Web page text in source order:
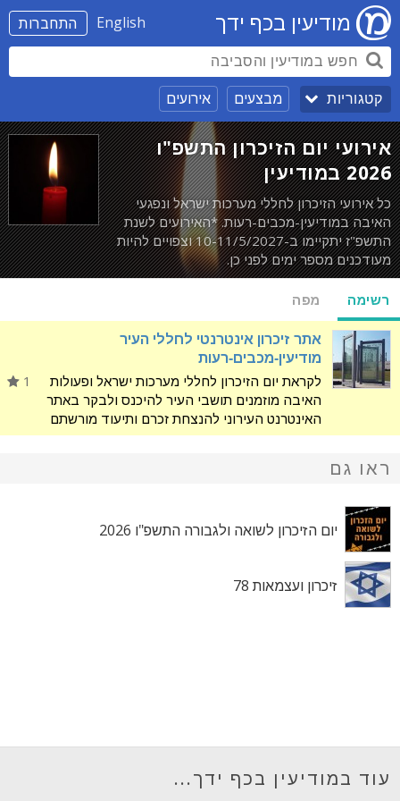
התחברות English מודיעין בכף ידך
קטגוריות מבצעים אירועים
אירועי יום הזיכרון התשפ"ו
2026 במודיעין
כל אירועי הזיכרון לחללי מערכות ישראל ונפגעי
האיבה במודיעין-מכבים-רעות. *האירועים לשנת
התשפ"ז יתקיימו ב-10-11/5/2027 וצפויים להיות
מעודכנים מספר ימים לפני כן.
רשימה מפה
אתר זיכרון אינטרנטי לחללי העיר
מודיעין-מכבים-רעות
1
לקראת יום הזיכרון לחללי מערכות ישראל ופעולות
האיבה מוזמנים תושבי העיר להיכנס ולבקר באתר
האינטרנט העירוני להנצחת זכרם ותיעוד מורשתם
של בני ובנות העיר שנפלו. אתר ההנצחה, שנחנך
ראו גם
יום הזיכרון לשואה ולגבורה התשפ"ו 2026
זיכרון ועצמאות 78
עוד במודיעין בכף ידך...